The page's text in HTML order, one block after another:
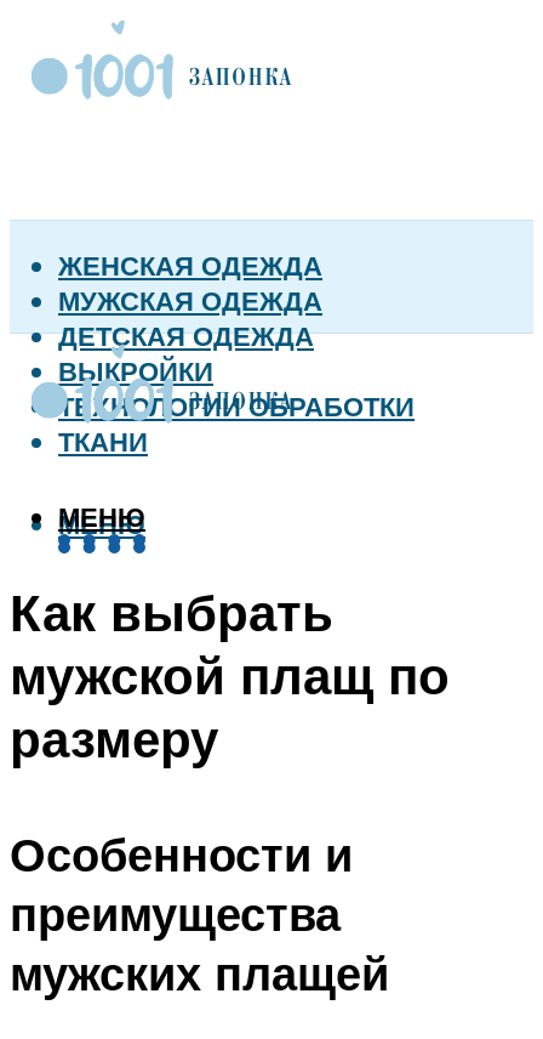
ЖЕНСКАЯ ОДЕЖДА
МУЖСКАЯ ОДЕЖДА
ДЕТСКАЯ ОДЕЖДА
ВЫКРОЙКИ
ТЕХНОЛОГИИ ОБРАБОТКИ
ТКАНИ
МЕНЮ
МЕНЮ
Как выбрать
мужской плащ по
размеру
Особенности и
преимущества
мужских плащей